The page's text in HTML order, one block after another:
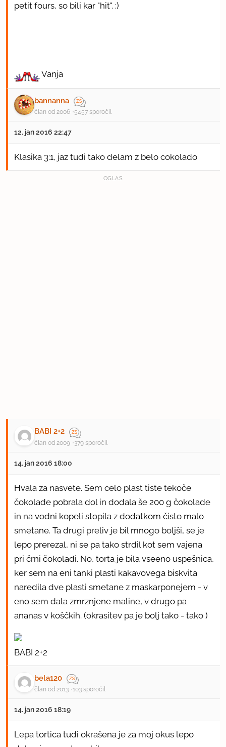
petit fours, so bili kar "hit". :)
Vanja
bannanna
član od 2006 5457 sporočil
12. jan 2016 22:47
Klasika 3:1, jaz tudi tako delam z belo cokolado
OGLAS
BABI 2+2
član od 2009 379 sporočil
14. jan 2016 18:00
Hvala za nasvete. Sem celo plast tiste tekoče
čokolade pobrala dol in dodala še 200 g čokolade
in na vodni kopeli stopila z dodatkom čisto malo
smetane. Ta drugi preliv je bil mnogo boljši, se je
lepo prerezal, ni se pa tako strdil kot sem vajena
pri črni čokoladi. No, torta je bila vseeno uspešnica,
ker sem na eni tanki plasti kakavovega biskvita
naredila dve plasti smetane z maskarponejem - v
eno sem dala zmrznjene maline, v drugo pa
ananas v koščkih. (okrasitev pa je bolj tako - tako )
BABI 2+2
bela120
član od 2013 103 sporočil
14. jan 2016 18:19
Lepa tortica tudi okrašena je za moj okus lepo